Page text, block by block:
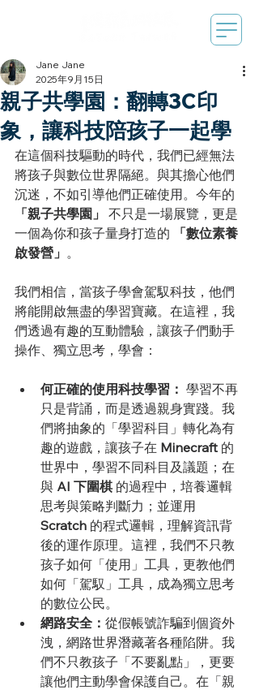
親子共學園：翻轉3C印
象，讓科技陪孩子一起學
Jane Jane
2025年9月15日
在這個科技驅動的時代，我們已經無法
將孩子與數位世界隔絕。與其擔心他們
沉迷，不如引導他們正確使用。今年的
「親子共學園」
不只是一場展覽，更是
一個為你和孩子量身打造的
「數位素養
啟發營」 。
我們相信，當孩子學會駕馭科技，他們
將能開啟無盡的學習寶藏。在這裡，我
們透過有趣的互動體驗，讓孩子們動手
操作、獨立思考，學會：
何正確的使用科技學習： 學習不再
只是背誦，而是透過親身實踐。我
們將抽象的「學習科目」轉化為有
趣的遊戲，讓孩子在 Minecraft 的
世界中，學習不同科目及議題；在
與 AI 下圍棋 的過程中，培養邏輯
思考與策略判斷力；並運用
Scratch 的程式邏輯，理解資訊背
後的運作原理。這裡，我們不只教
孩子如何「使用」工具，更教他們
如何「駕馭」工具，成為獨立思考
的數位公民。
網路安全： 從假帳號詐騙到個資外
洩，網路世界潛藏著各種陷阱。我
們不只教孩子「不要亂點」，更要
讓他們主動學會保護自己。在「親